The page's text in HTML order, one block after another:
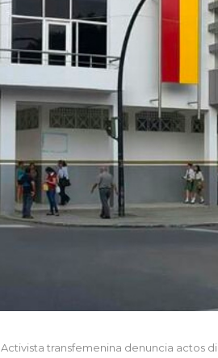
Activista transfemenina denuncia actos